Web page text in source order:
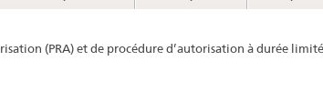
(PRA) et de procédure d’autorisation à durée